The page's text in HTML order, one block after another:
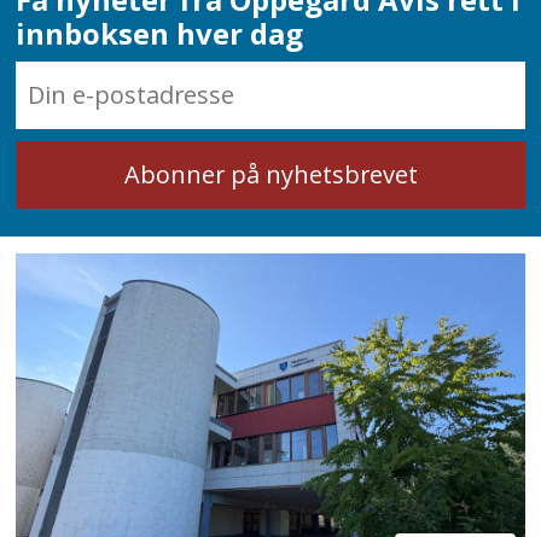
innboksen hver dag